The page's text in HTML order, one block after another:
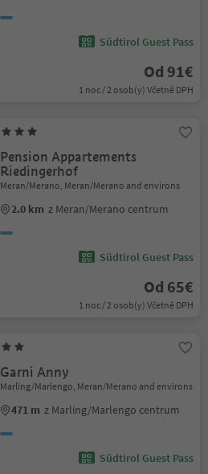
Südtirol Guest Pass
Od 91€
1 noc / 2 osob(y) Včetně DPH
Pension Appartements
Riedingerhof
Meran/Merano, Meran/Merano and environs
2.0 km z Meran/Merano centrum
Südtirol Guest Pass
Od 65€
1 noc / 2 osob(y) Včetně DPH
Garni Anny
Marling/Marlengo, Meran/Merano and environs
471 m z Marling/Marlengo centrum
Südtirol Guest Pass